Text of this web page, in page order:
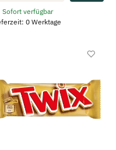
Sofort verfügbar
0 Werktage